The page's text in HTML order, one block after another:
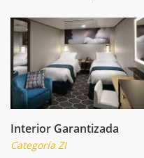
Interior Garantizada
Categoría ZI